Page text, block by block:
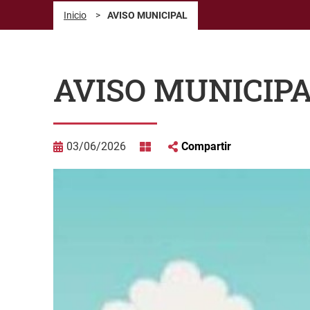
Inicio > AVISO MUNICIPAL
AVISO
03/06/2026 Compartir